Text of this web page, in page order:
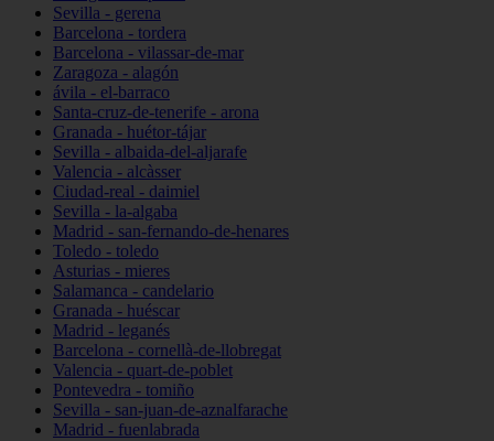
Sevilla - gerena
Barcelona - tordera
Barcelona - vilassar-de-mar
Zaragoza - alagón
ávila - el-barraco
Santa-cruz-de-tenerife - arona
Granada - huétor-tájar
Sevilla - albaida-del-aljarafe
Valencia - alcàsser
Ciudad-real - daimiel
Sevilla - la-algaba
Madrid - san-fernando-de-henares
Toledo - toledo
Asturias - mieres
Salamanca - candelario
Granada - huéscar
Madrid - leganés
Barcelona - cornellà-de-llobregat
Valencia - quart-de-poblet
Pontevedra - tomiño
Sevilla - san-juan-de-aznalfarache
Madrid - fuenlabrada